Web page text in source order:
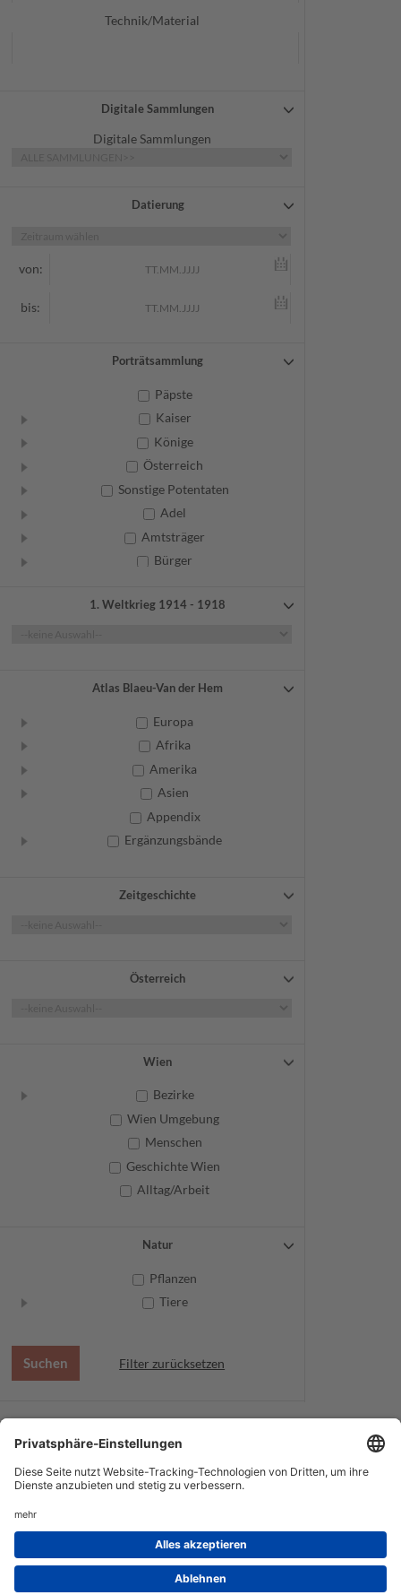
Technik/Material
Digitale Sammlungen
Digitale Sammlungen
Datierung
von:
bis:
Porträtsammlung
Päpste
Kaiser
Könige
Österreich
Sonstige Potentaten
Adel
Amtsträger
Bürger
Geistliche
Weitere
1. Weltkrieg 1914 - 1918
Atlas Blaeu-Van der Hem
Europa
Afrika
Amerika
Asien
Appendix
Ergänzungsbände
Zeitgeschichte
Österreich
Wien
Bezirke
Wien Umgebung
Menschen
Geschichte Wien
Alltag/Arbeit
Natur
Pflanzen
Tiere
Filter zurücksetzen
Datenschutz
Service